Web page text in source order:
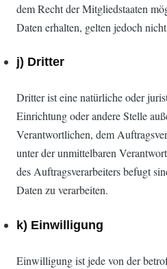
dem Recht der Mitgliedstaaten
Daten erhalten, gelten jedoch
j) Dritter
Dritter ist eine natürliche oder
Einrichtung oder andere Stelle
Verantwortlichen, dem
unter der unmittelbaren
des Auftragsverarbeiters befugt
Daten zu verarbeiten.
k) Einwilligung
Einwilligung ist jede von der